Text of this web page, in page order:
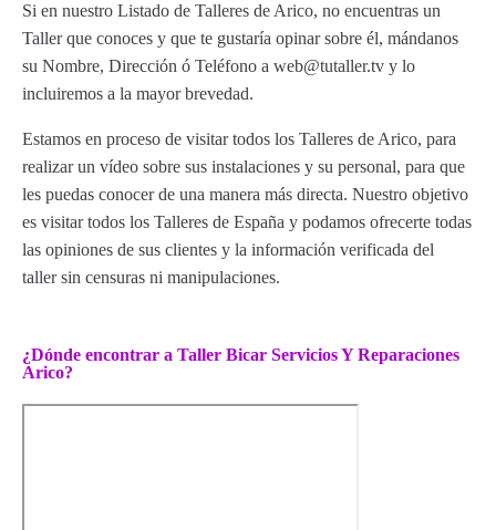
Si en nuestro Listado de Talleres de Arico, no encuentras un
Taller que conoces y que te gustaría opinar sobre él, mándanos
su Nombre, Dirección ó Teléfono a web@tutaller.tv y lo
incluiremos a la mayor brevedad.
Estamos en proceso de visitar todos los Talleres de Arico, para
realizar un vídeo sobre sus instalaciones y su personal, para que
les puedas conocer de una manera más directa. Nuestro objetivo
es visitar todos los Talleres de España y podamos ofrecerte todas
las opiniones de sus clientes y la información verificada del
taller sin censuras ni manipulaciones.
¿Dónde encontrar a Taller Bicar Servicios Y Reparaciones
Arico?